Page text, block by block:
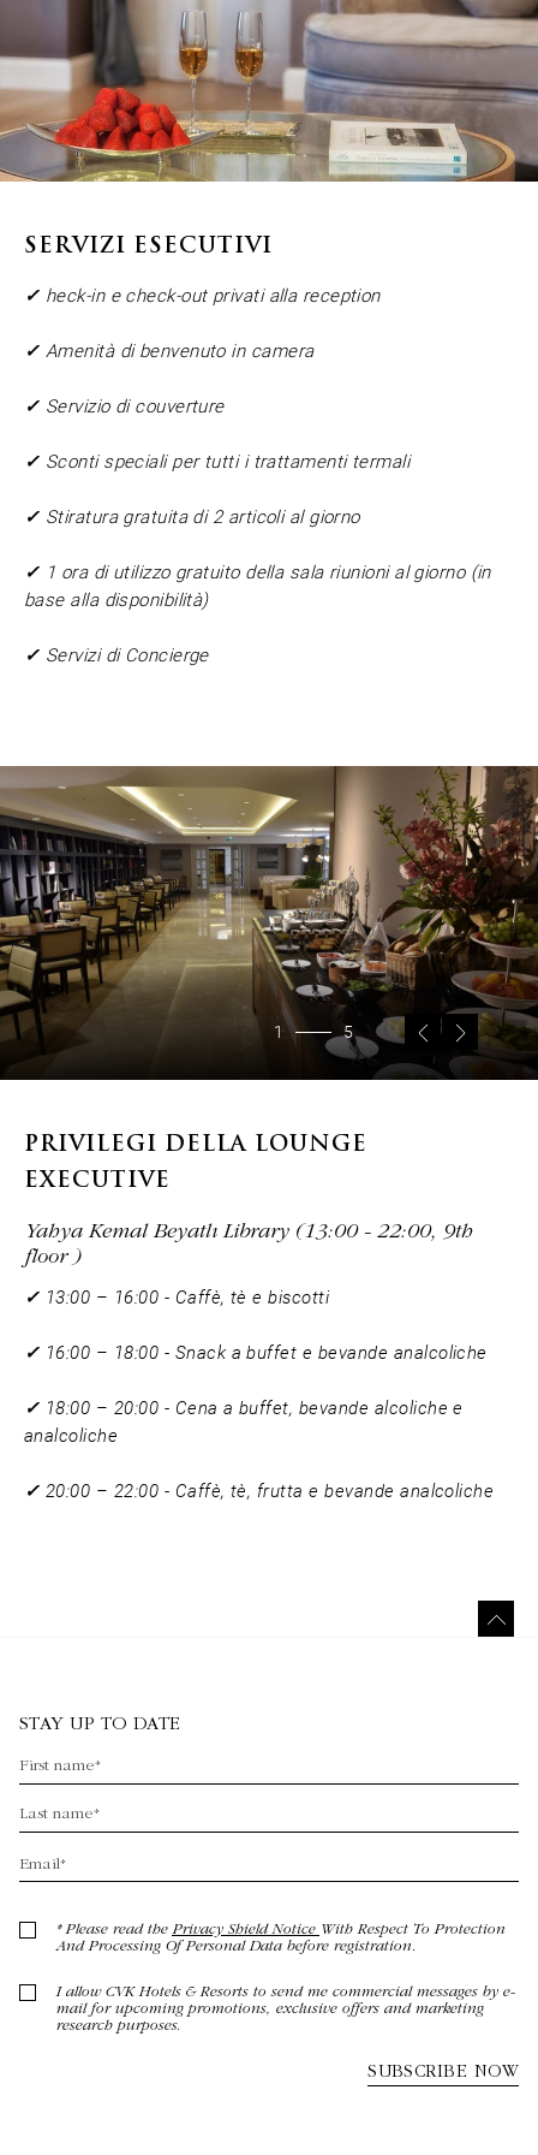
SERVIZI ESECUTIVI
✓ heck-in e check-out privati alla reception
✓ Amenità di benvenuto in camera
✓ Servizio di couverture
✓ Sconti speciali per tutti i trattamenti termali
✓ Stiratura gratuita di 2 articoli al giorno
✓ 1 ora di utilizzo gratuito della sala riunioni al giorno (in
base alla disponibilità)
✓ Servizi di Concierge
1 5
PRIVILEGI DELLA LOUNGE
EXECUTIVE
Yahya Kemal Beyatlı Library (13:00 - 22:00, 9th
floor )
✓ 13:00 – 16:00 - Caffè, tè e biscotti
✓ 16:00 – 18:00 - Snack a buffet e bevande analcoliche
✓ 18:00 – 20:00 - Cena a buffet, bevande alcoliche e
analcoliche
✓ 20:00 – 22:00 - Caffè, tè, frutta e bevande analcoliche